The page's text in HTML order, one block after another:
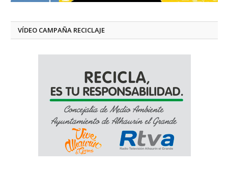
VÍDEO CAMPAÑA RECICLAJE